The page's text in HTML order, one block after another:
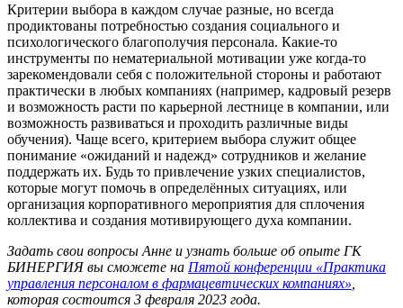
Критерии выбора в каждом случае разные, но всегда
продиктованы потребностью создания социального и
психологического благополучия персонала. Какие-то
инструменты по нематериальной мотивации уже когда-то
зарекомендовали себя с положительной стороны и работают
практически в любых компаниях (например, кадровый резерв
и возможность расти по карьерной лестнице в компании, или
возможность развиваться и проходить различные виды
обучения). Чаще всего, критерием выбора служит общее
понимание «ожиданий и надежд» сотрудников и желание
поддержать их. Будь то привлечение узких специалистов,
которые могут помочь в определённых ситуациях, или
организация корпоративного мероприятия для сплочения
коллектива и создания мотивирующего духа компании.
Задать свои вопросы Анне и узнать больше об опыте ГК
БИНЕРГИЯ вы сможете на Пятой конференции «Практика
управления персоналом в фармацевтических компаниях»
которая состоится 3 февраля 2023 года.